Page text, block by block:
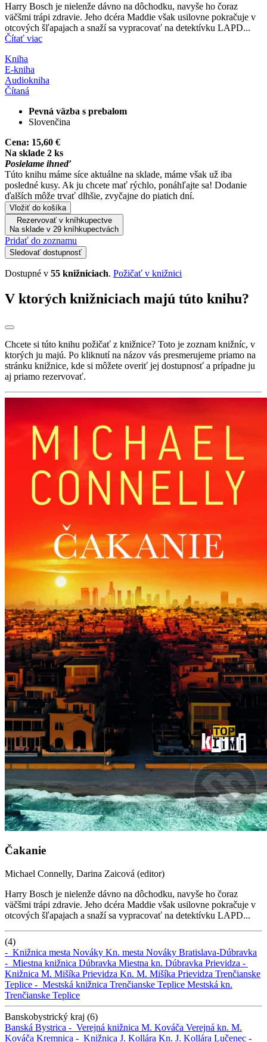
Harry Bosch je nielenže dávno na dôchodku, navyše ho čoraz
väčšmi trápi zdravie. Jeho dcéra Maddie však usilovne pokračuje v
otcových šľapajach a snaží sa vypracovať na detektívku LAPD...
Čítať viac
Kniha
E-kniha
Audiokniha
Čítaná
Pevná väzba s prebalom
Slovenčina
Cena: 15,60 €
Na sklade 2 ks
Posielame ihneď
Túto knihu máme síce aktuálne na sklade, máme však už iba
posledné kusy. Ak ju chcete mať rýchlo, ponáhľajte sa! Dodanie
ďalších môže trvať dlhšie, zvyčajne do piatich dní.
Vložiť do košíka
Rezervovať v kníhkupectve
Na sklade v 29 kníhkupectvách
Pridať do zoznamu
Sledovať dostupnosť
Dostupné v 55 knižniciach. Požičať v knižnici
V ktorých knižniciach majú túto knihu?
Chcete si túto knihu požičať z knižnice? Toto je zoznam knižníc, v
ktorých ju majú. Po kliknutí na názov vás presmerujeme priamo na
stránku knižnice, kde si môžete overiť jej dostupnosť a prípadne ju
aj priamo rezervovať.
Čakanie
Michael Connelly, Darina Zaicová (editor)
Harry Bosch je nielenže dávno na dôchodku, navyše ho čoraz
väčšmi trápi zdravie. Jeho dcéra Maddie však usilovne pokračuje v
otcových šľapajach a snaží sa vypracovať na detektívku LAPD...
(4)
- Knižnica mesta Nováky Kn. mesta Nováky Bratislava-Dúbravka
- Miestna knižnica Dúbravka Miestna kn. Dúbravka Prievidza -
Knižnica M. Mišíka Prievidza Kn. M. Mišíka Prievidza Trenčianske
Teplice - Mestská knižnica Trenčianske Teplice Mestská kn.
Trenčianske Teplice
Banskobystrický kraj (6)
Banská Bystrica - Verejná knižnica M. Kováča Verejná kn. M.
Kováča Kremnica - Knižnica J. Kollára Kn. J. Kollára Lučenec -